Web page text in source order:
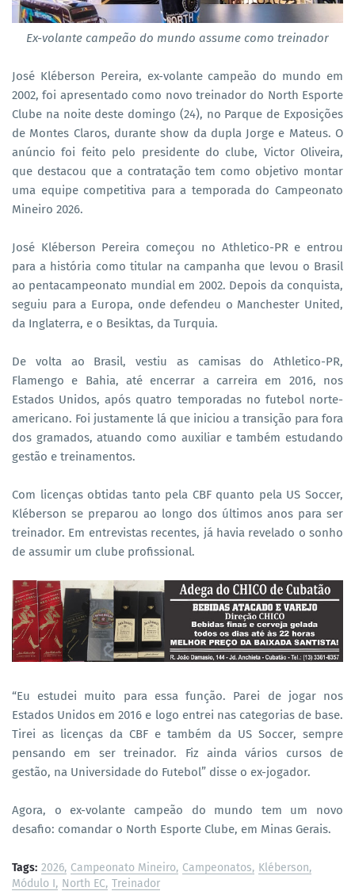
Ex-volante campeão do mundo assume como treinador
José Kléberson Pereira, ex-volante campeão do mundo em
2002, foi apresentado como novo treinador do North Esporte
Clube na noite deste domingo (24), no Parque de Exposições
de Montes Claros, durante show da dupla Jorge e Mateus. O
anúncio foi feito pelo presidente do clube, Victor Oliveira,
que destacou que a contratação tem como objetivo montar
uma equipe competitiva para a temporada do Campeonato
Mineiro 2026.
José Kléberson Pereira começou no Athletico-PR e entrou
para a história como titular na campanha que levou o Brasil
ao pentacampeonato mundial em 2002. Depois da conquista,
seguiu para a Europa, onde defendeu o Manchester United,
da Inglaterra, e o Besiktas, da Turquia.
De volta ao Brasil, vestiu as camisas do Athletico-PR,
Flamengo e Bahia, até encerrar a carreira em 2016, nos
Estados Unidos, após quatro temporadas no futebol norte-
americano. Foi justamente lá que iniciou a transição para fora
dos gramados, atuando como auxiliar e também estudando
gestão e treinamentos.
Com licenças obtidas tanto pela CBF quanto pela US Soccer,
Kléberson se preparou ao longo dos últimos anos para ser
treinador. Em entrevistas recentes, já havia revelado o sonho
de assumir um clube profissional.
“Eu estudei muito para essa função. Parei de jogar nos
Estados Unidos em 2016 e logo entrei nas categorias de base.
Tirei as licenças da CBF e também da US Soccer, sempre
pensando em ser treinador. Fiz ainda vários cursos de
gestão, na Universidade do Futebol” disse o ex-jogador.
Agora, o ex-volante campeão do mundo tem um novo
desafio: comandar o North Esporte Clube, em Minas Gerais.
Tags: 2026 Campeonato Mineiro Campeonatos Kléberson
Módulo I North EC Treinador